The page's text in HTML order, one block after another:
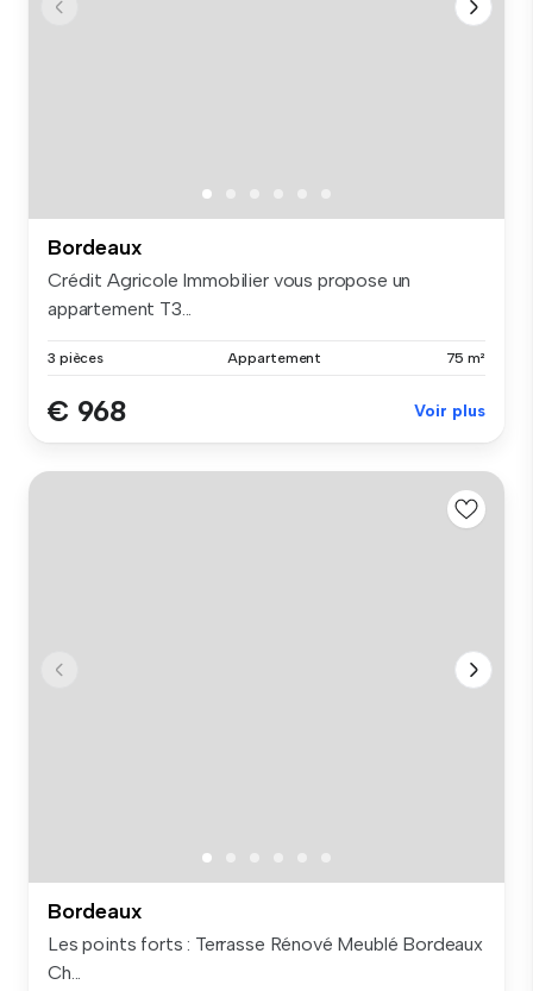
Bordeaux
Crédit Agricole Immobilier vous propose un
appartement T3...
3 pièces Appartement 75 m²
€ 968 Voir plus
Bordeaux
Les points forts : Terrasse Rénové Meublé Bordeaux
Ch...